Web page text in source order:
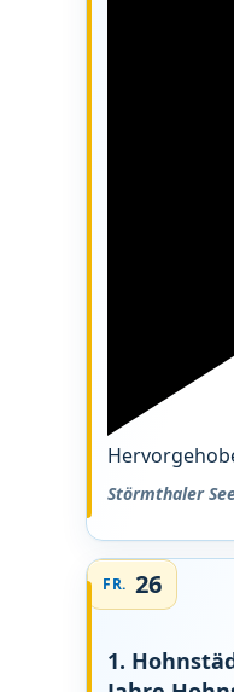
Störmthaler
FR. 26
1.